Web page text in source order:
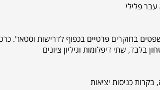
בחוקרים פרטיים בכפוף לדרישות וסטאז'.
בלבד, שתי דיפלומות וגיליון ציונים
כניסות יציאות